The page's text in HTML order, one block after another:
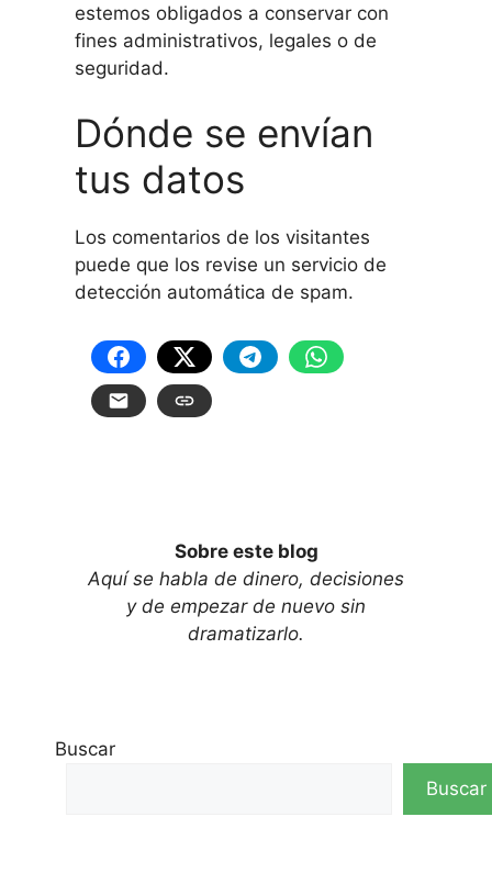
estemos obligados a conservar con
fines administrativos, legales o de
seguridad.
Dónde se envían
tus datos
Los comentarios de los visitantes
puede que los revise un servicio de
detección automática de spam.
Sobre este blog
Aquí se habla de dinero, decisiones
y de empezar de nuevo sin
dramatizarlo.
Buscar
Buscar